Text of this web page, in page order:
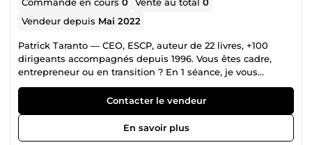
Vendeur depuis Mai 2022
Patrick Taranto — CEO, ESCP, auteur de 22 livres, +100
dirigeants accompagnés depuis 1996. Vous êtes cadre,
entrepreneur ou en transition ? En 1 séance, je vous
apporte ce que la plupart cherchent pendant des mois : 🎯
Une vision claire de votre prochaine étape 🎯 Un pitch qui
convertit (entretien, levée, vente) 🎯 Un plan d'action
30/60/90 jours activable dès demain Mes spécialités : 🔹
Coaching carrière &amp; reconversion (pitch, CV, LinkedIn,
Contacter le vendeur
En savoir plus